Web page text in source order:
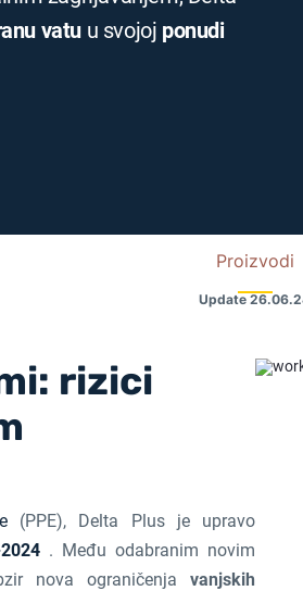
vatu u svojoj ponudi
Proizvodi
Update
rizici
(PPE), Delta Plus je upravo
. Među odabranim novim
nova ograničenja vanjskih